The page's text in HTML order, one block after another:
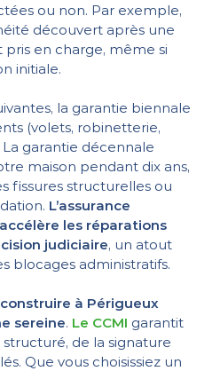
ou non. Par exemple,
découvert après une
en charge, même si
initiale.
la garantie biennale
(volets, robinetterie,
garantie décennale
maison pendant dix ans,
fissures structurelles ou
L’assurance
les réparations
judiciaire, un atout
blocages administratifs.
construire à Périgueux
sereine. Le CCMI garantit
de la signature
Que vous choisissiez un